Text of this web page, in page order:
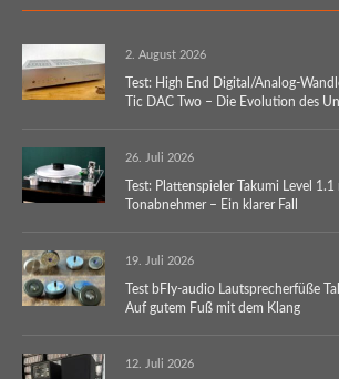
2. August 2026
Test: High End Digital/Analog-
Tic DAC Two – Die Evolution des
26. Juli 2026
Test: Plattenspieler Takumi Level
Tonabnehmer – Ein klarer Fall
19. Juli 2026
Test bFly-audio Lautsprecherfüße
Auf gutem Fuß mit dem Klang
12. Juli 2026